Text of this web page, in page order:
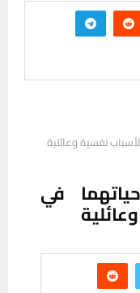
نفسية وعائلية
في